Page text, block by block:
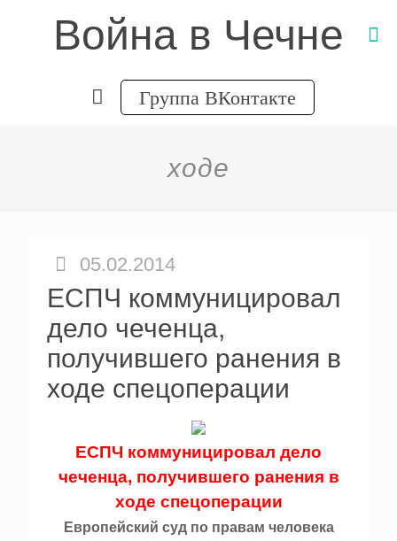
Война в Чечне
Группа ВКонтакте
ходе
05.02.2014
ЕСПЧ коммуницировал
дело чеченца,
получившего ранения в
ходе спецоперации
ЕСПЧ коммуницировал дело
чеченца, получившего ранения в
ходе спецоперации
Европейский суд по правам человека